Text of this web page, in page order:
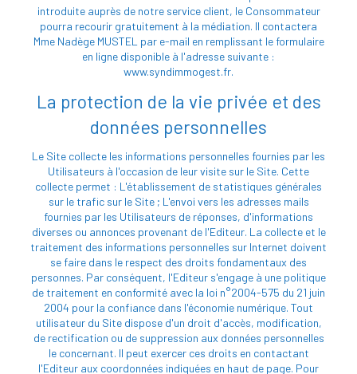
introduite auprès de notre service client, le Consommateur
pourra recourir gratuitement à la médiation. Il contactera
Mme Nadège MUSTEL par e-mail en remplissant le formulaire
en ligne disponible à l'adresse suivante :
www.syndimmogest.fr.
La protection de la vie privée et des
données personnelles
Le Site collecte les informations personnelles fournies par les
Utilisateurs à l'occasion de leur visite sur le Site. Cette
collecte permet : L'établissement de statistiques générales
sur le trafic sur le Site ; L'envoi vers les adresses mails
fournies par les Utilisateurs de réponses, d'informations
diverses ou annonces provenant de l'Editeur. La collecte et le
traitement des informations personnelles sur Internet doivent
se faire dans le respect des droits fondamentaux des
personnes. Par conséquent, l'Editeur s'engage à une politique
de traitement en conformité avec la loi n°2004-575 du 21 juin
2004 pour la confiance dans l'économie numérique. Tout
utilisateur du Site dispose d'un droit d'accès, modification,
de rectification ou de suppression aux données personnelles
le concernant. Il peut exercer ces droits en contactant
l'Editeur aux coordonnées indiquées en haut de page. Pour